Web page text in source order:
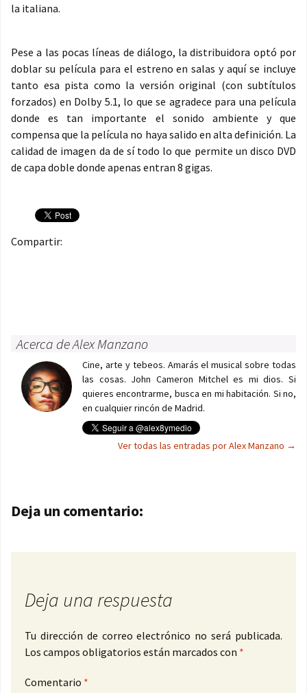
la italiana.
Pese a las pocas líneas de diálogo, la distribuidora optó por
doblar su película para el estreno en salas y aquí se incluye
tanto esa pista como la versión original (con subtítulos
forzados) en Dolby 5.1, lo que se agradece para una película
donde es tan importante el sonido ambiente y que
compensa que la película no haya salido en alta definición. La
calidad de imagen da de sí todo lo que permite un disco DVD
de capa doble donde apenas entran 8 gigas.
Compartir:
Acerca de Alex Manzano
Cine, arte y tebeos. Amarás el musical sobre todas
las cosas. John Cameron Mitchel es mi dios. Si
quieres encontrarme, busca en mi habitación. Si no,
en cualquier rincón de Madrid.
Ver todas las entradas por Alex Manzano →
Navegación de entradas
Deja un comentario:
Deja una respuesta
Tu dirección de correo electrónico no será publicada.
Los campos obligatorios están marcados con *
Comentario *